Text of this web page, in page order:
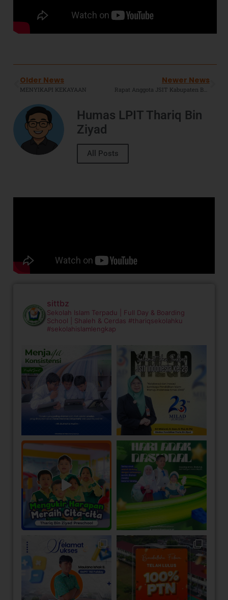
Older News
MENYIKAPI KEKAYAAN
Newer News
Rapat Anggota JSIT Kabupaten Bekasi 2023, KH Adih Amin : Jadikan Akhlak Sebagai Inti dari Proses Pembinaan.
Humas LPIT Thariq Bin
Ziyad
All Posts
sittbz
Sekolah Islam Terpadu | Full Day & Boarding
School | Shaleh & Cerdas #thariqsekolahku
#sekolahislamlengkap